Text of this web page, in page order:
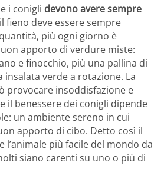
i conigli devono avere sempre
il fieno deve essere sempre
più ogni giorno è
apporto di verdure miste:
e finocchio, più una pallina di
insalata verde a rotazione. La
provocare insoddisfazione e
il benessere dei conigli dipende
un ambiente sereno in cui
apporto di cibo. Detto così il
l’animale più facile del mondo da
siano carenti su uno o più di